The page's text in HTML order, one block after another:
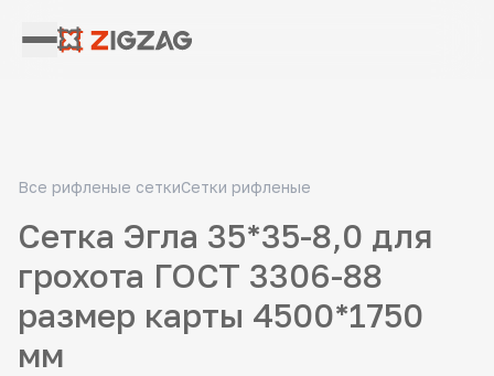
Все рифленые сеткиСетки рифленые
Сетка Эгла 35*35-8,0 для
грохота ГОСТ 3306-88
размер карты 4500*1750
мм